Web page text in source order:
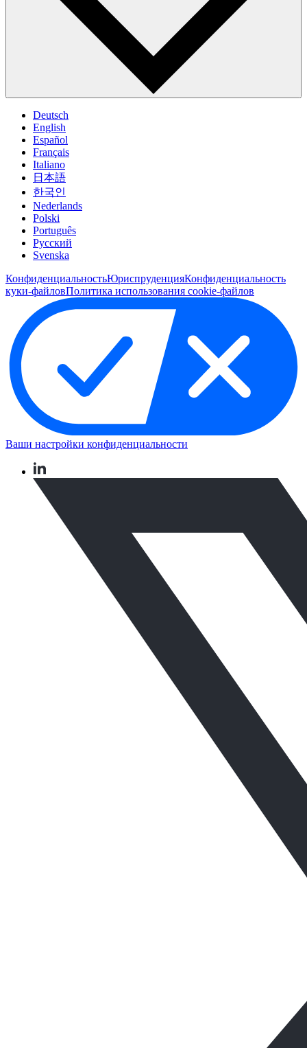
Deutsch
English
Español
Français
Italiano
日本語
한국인
Nederlands
Polski
Português
Pусский
Svenska
КонфиденциальностьЮриспруденцияКонфиденциальность
куки-файловПолитика использования cookie-файлов
Ваши настройки конфиденциальности